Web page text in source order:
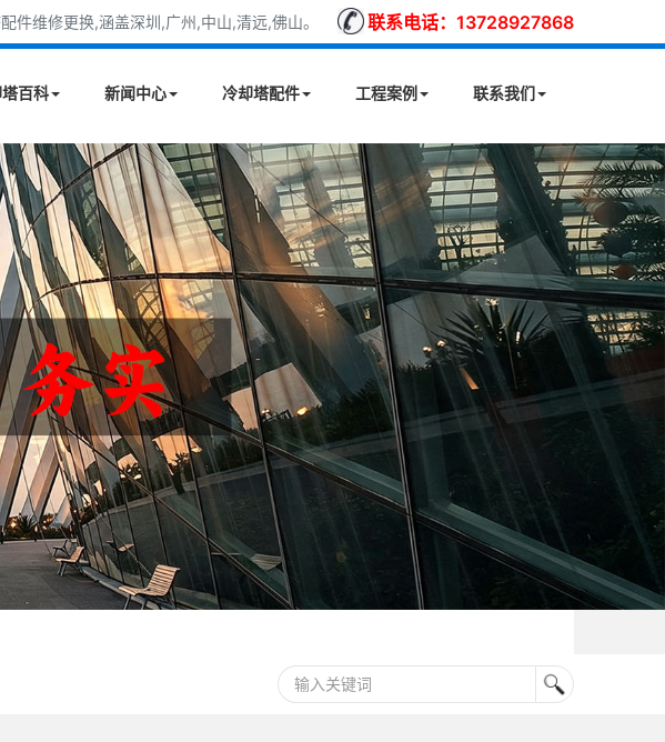
件维修更换,涵盖深圳,广州,中山,清远,佛山。 联系电话：13728927868
百科 新闻中心 冷却塔配件 工程案例 联系我们